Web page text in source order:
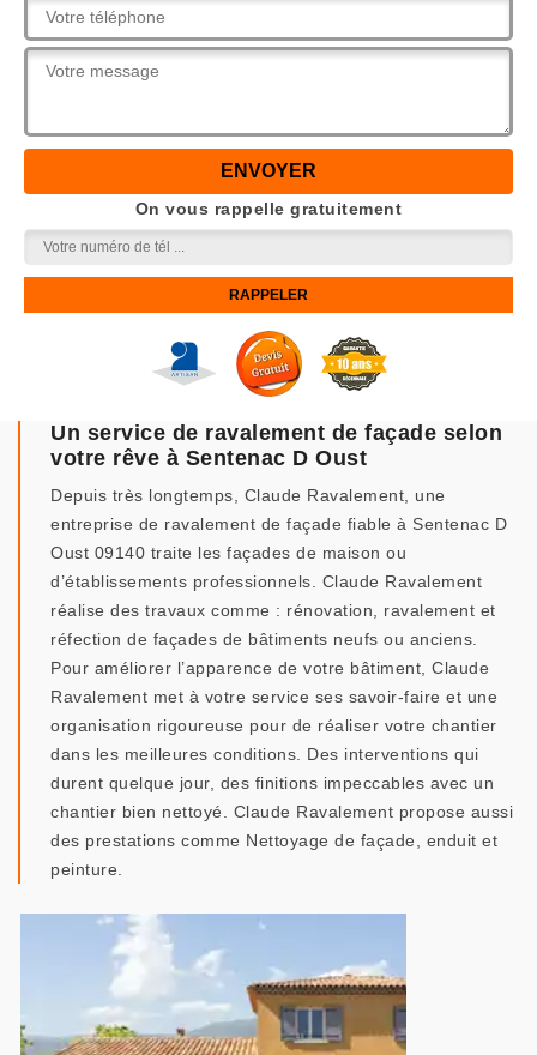
On vous rappelle gratuitement
Un service de ravalement de façade selon
votre rêve à Sentenac D Oust
Depuis très longtemps, Claude Ravalement, une
entreprise de ravalement de façade fiable à Sentenac D
Oust 09140 traite les façades de maison ou
d’établissements professionnels. Claude Ravalement
réalise des travaux comme : rénovation, ravalement et
réfection de façades de bâtiments neufs ou anciens.
Pour améliorer l’apparence de votre bâtiment, Claude
Ravalement met à votre service ses savoir-faire et une
organisation rigoureuse pour de réaliser votre chantier
dans les meilleures conditions. Des interventions qui
durent quelque jour, des finitions impeccables avec un
chantier bien nettoyé. Claude Ravalement propose aussi
des prestations comme Nettoyage de façade, enduit et
peinture.